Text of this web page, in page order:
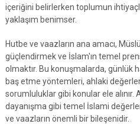
içeriğini belirlerken toplumun
yaklaşım benimser.
Hutbe ve vaazların ana amacı,
güçlendirmek ve İslam'ın temel
olmaktır. Bu konuşmalarda, günlük
baş etme yöntemleri, ahlaki
sorumluluklar gibi konular ele alınır.
dayanışma gibi temel İslami
ve vaazların önemli bir bileşenidir.